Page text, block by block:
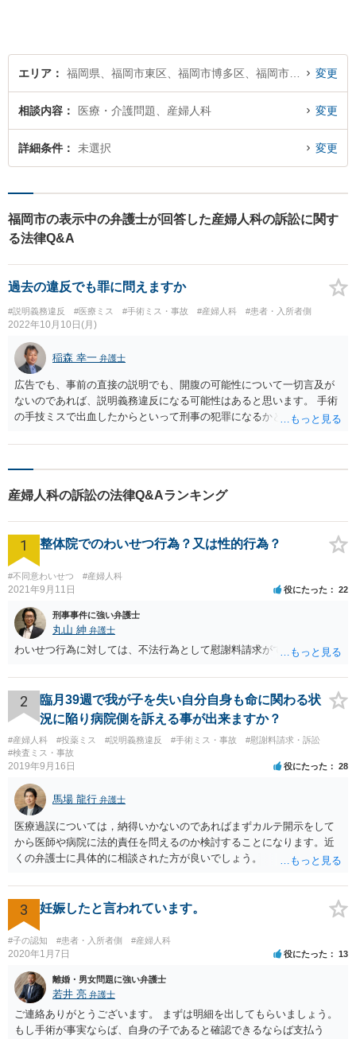
エリア 変更
相談内容 医療・介護問題、産婦人科 変更
詳細条件 未選択 変更
福岡市の表示中の弁護士が回答した産婦人科の訴訟に関す
る法律Q&A
過去の違反でも罪に問えますか
#説明義務違反 #医療ミス #手術ミス・事故 #産婦人科 #患者・入所者側
2022年10月10日(月)
稲森 幸一 弁護士
広告でも、事前の直接の説明でも、開腹の可能性について一切言及が
ないのであれば、説明義務違反になる可能性はあると思います。 手術
の手技ミスで出血したからといって刑事の犯罪になるかと言われる
賠償請求を考える事案だと思います。 頑張ってください。
産婦人科の訴訟の法律Q&Aランキング
1 整体院でのわいせつ行為？又は性的行為？
#不同意わいせつ #産婦人科
2021年9月11日 役にたった 22
刑事事件に強い弁護士
丸山 紳 弁護士
わいせつ行為に対しては、不法行為として慰謝料請求ができます。
2
臨月39週で我が子を失い自分自身も命に関わる状
況に陥り病院側を訴える事が出来ますか？
#産婦人科 #投薬ミス #説明義務違反 #手術ミス・事故
#慰謝料請求・訴訟
#検査ミス・事故
2019年9月16日 役にたった 28
馬場 龍行 弁護士
医療過誤については，納得いかないのであればまずカルテ開示をして
から医師や病院に法的責任を問えるのか検討することになります。近
くの弁護士に具体的に相談された方が良いでしょう。
3 妊娠したと言われています。
#子の認知 #患者・入所者側 #産婦人科
2020年1月7日 役にたった 13
離婚・男女問題に強い弁護士
若井 亮 弁護士
ご連絡ありがとうございます。 まずは明細を出してもらいましょう。
もし手術が事実ならば、自身の子であると確認できるならば支払う